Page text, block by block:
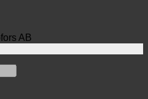
AB